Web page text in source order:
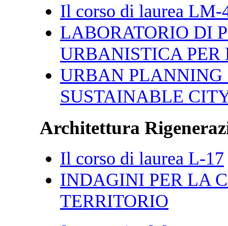
Il corso di laurea LM-
LABORATORIO DI
URBANISTICA
URBAN PLANNING
SUSTAINABLE
Architettura
Il corso di laurea L-17
INDAGINI PER LA
TERRITORIO